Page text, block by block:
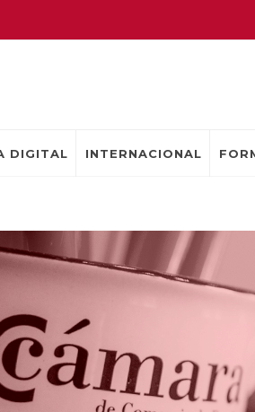
DIGITAL INTERNACIONAL